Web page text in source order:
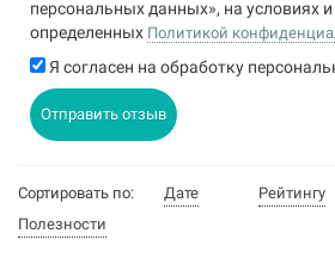
персональных данных», на условиях и
определенных Политикой
Я согласен на обработку
Отправить отзыв
Сортировать по: Дате
Рейтингу
Полезности